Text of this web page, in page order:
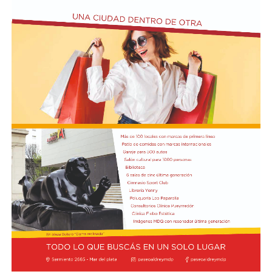
en la ruta 88, a pocos kilómetros de Quequén.
Junto con el intendente de Necochea habían muerto
tres docentes que, luego se supo, habían subido a su
automóvil pocos kilómetros antes, donde se hallaban
haciendo dedo. La colisión frontal resultó letal: sólo
sobrevivió el chofer del camión.
El hall del Palacio Comunal fue el lugar donde velaron
sus restos y ante el cual desfiló todo el arco político de
aquel momento, incluyendo a la camada de jóvenes que
habían dado sus primeros pasos en el peronismo, bajo
el liderazgo de “Coco” Taraborelli como conductor. Y el
vicegobernador Luis Macaya, que acompañó sus restos
hasta la despedida final.
Antes de ser inhumados sus restos en el cementerio
municipal, el féretro fue transportado hacia la